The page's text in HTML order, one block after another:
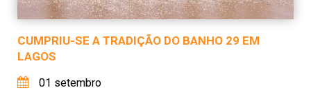
CUMPRIU-SE A TRADIÇÃO DO BANHO 29 EM
LAGOS
01 setembro